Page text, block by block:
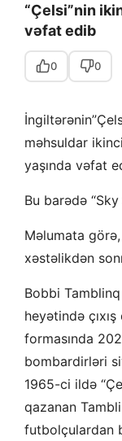
“Çelsi”nin
vəfat edib
0 0
məhsuldar
yaşında vəfat
Bu barədə
Məlumata
xəstəlikdən
Bobbi
heyətində
formasında
bombardirləri
1965-ci ildə
qazanan
futbolçulardan